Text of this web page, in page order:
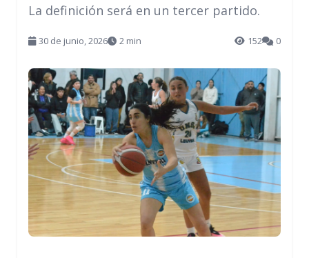
La definición será en un tercer partido.
30 de junio, 2026 2 min 152 0